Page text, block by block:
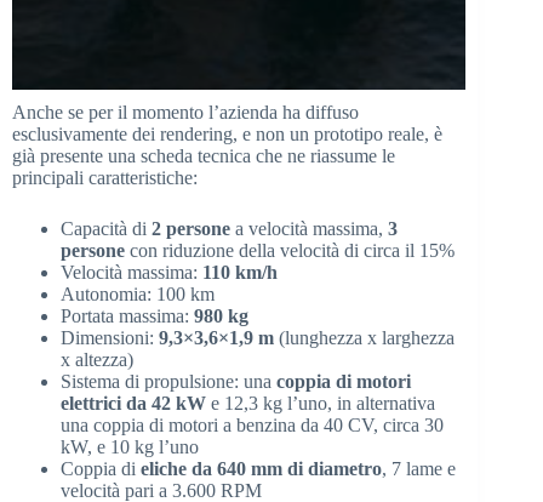
Anche se per il momento l’azienda ha diffuso
esclusivamente dei rendering, e non un prototipo reale, è
già presente una scheda tecnica che ne riassume le
principali caratteristiche:
Capacità di 2 persone a velocità massima, 3
persone con riduzione della velocità di circa il 15%
Velocità massima: 110 km/h
Autonomia: 100 km
Portata massima: 980 kg
Dimensioni: 9,3×3,6×1,9 m (lunghezza x larghezza
x altezza)
Sistema di propulsione: una coppia di motori
elettrici da 42 kW e 12,3 kg l’uno, in alternativa
una coppia di motori a benzina da 40 CV, circa 30
kW, e 10 kg l’uno
Coppia di eliche da 640 mm di diametro, 7 lame e
velocità pari a 3.600 RPM